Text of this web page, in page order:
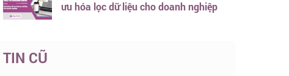
ưu hóa lọc dữ liệu cho doanh nghiệp
TIN CŨ